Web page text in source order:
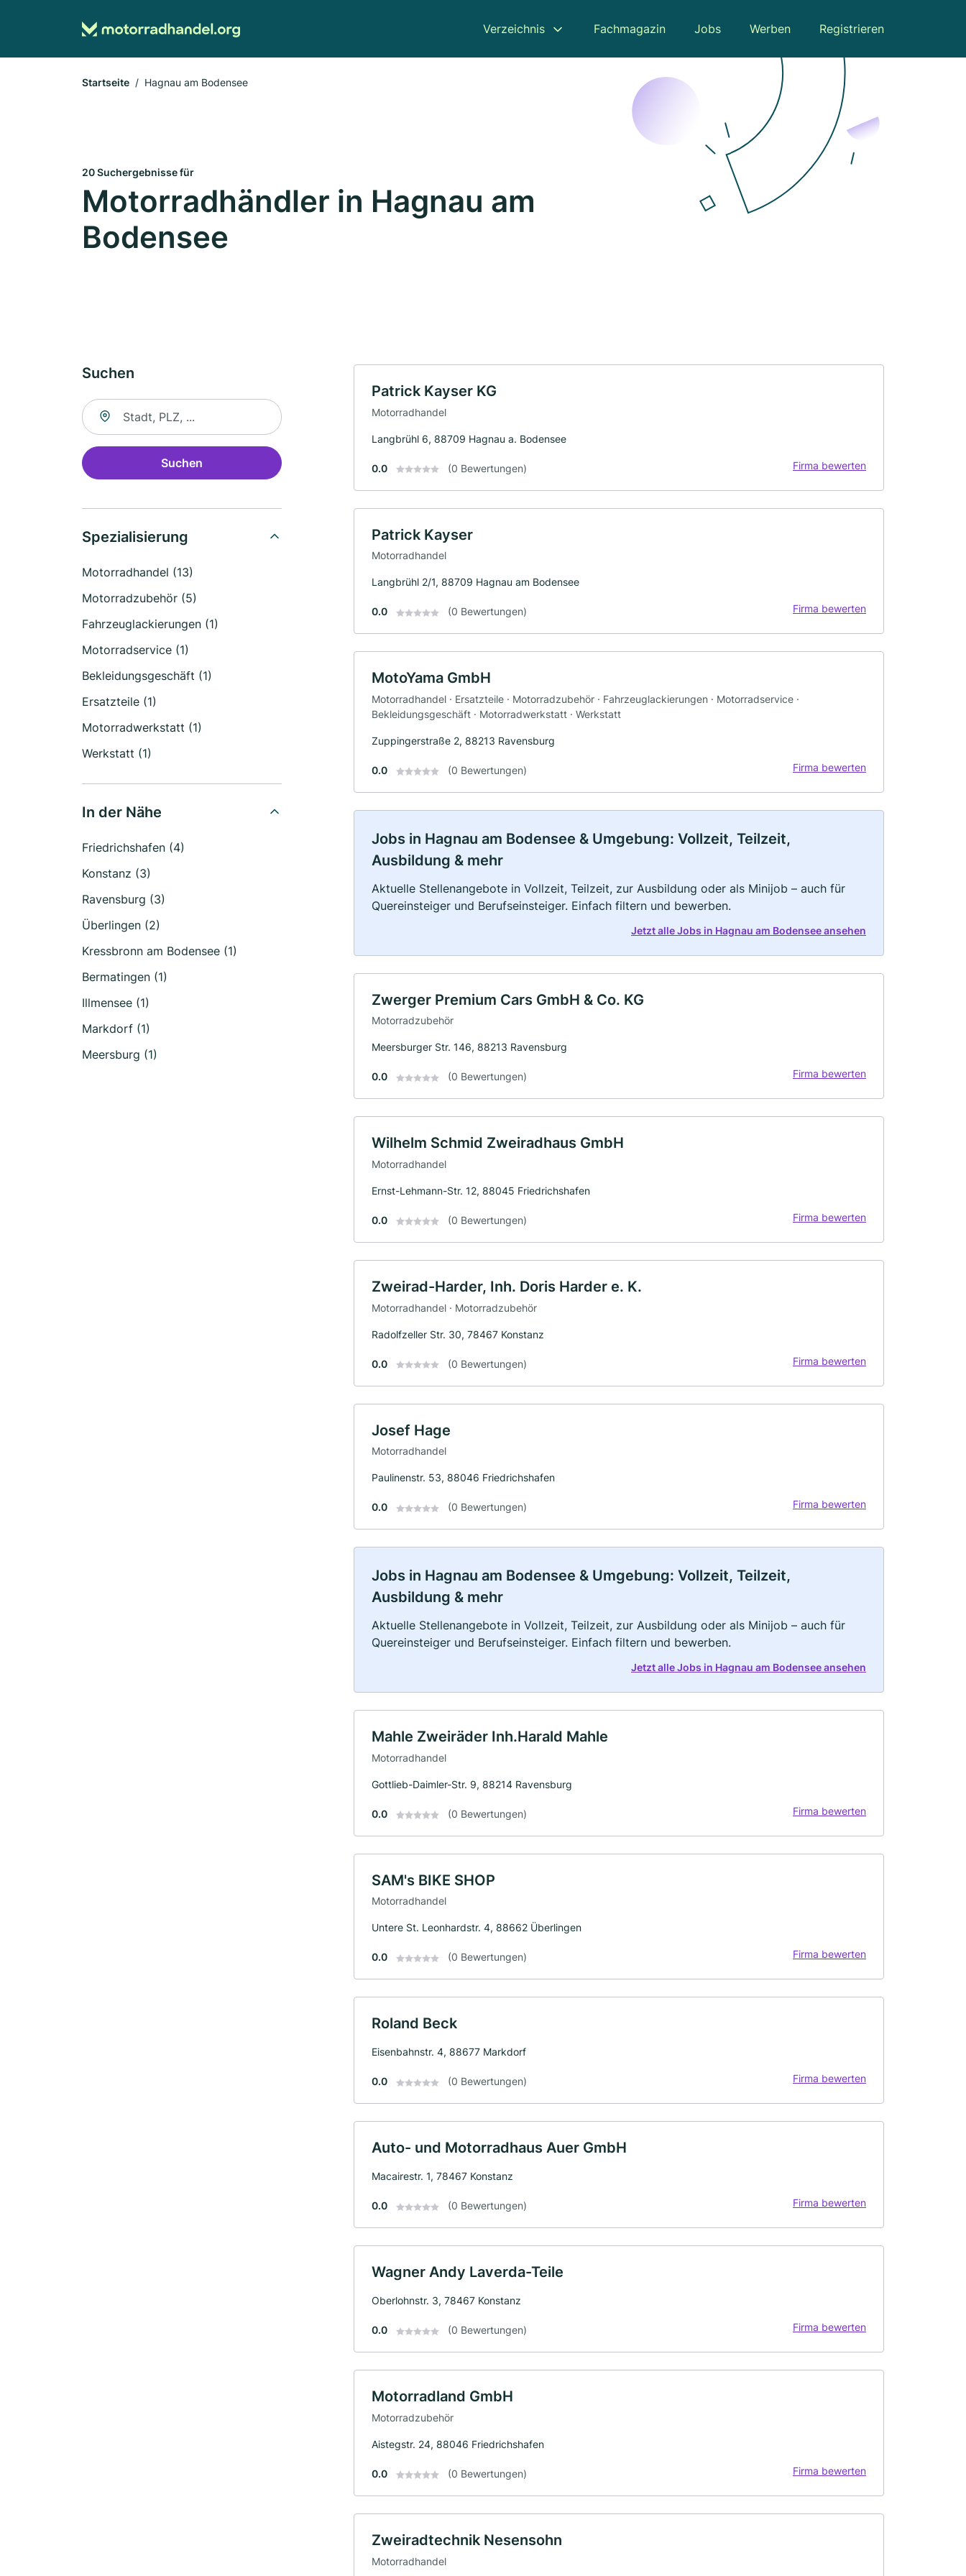
Verzeichnis Fachmagazin Jobs Werben Registrieren
Startseite Hagnau am Bodensee
20 Suchergebnisse für
Motorradhändler in Hagnau am
Bodensee
Suchen
Suche nach Ort
Suchen
Spezialisierung
Motorradhandel (13)
Motorradzubehör (5)
Fahrzeuglackierungen (1)
Motorradservice (1)
Bekleidungsgeschäft (1)
Ersatzteile (1)
Motorradwerkstatt (1)
Werkstatt (1)
In der Nähe
Friedrichshafen (4)
Konstanz (3)
Ravensburg (3)
Überlingen (2)
Kressbronn am Bodensee (1)
Bermatingen (1)
Illmensee (1)
Markdorf (1)
Meersburg (1)
Patrick Kayser KG
Motorradhandel
Langbrühl 6, 88709 Hagnau a. Bodensee
0.0 (0 Bewertungen) Firma bewerten
Patrick Kayser
Motorradhandel
Langbrühl 2/1, 88709 Hagnau am Bodensee
0.0 (0 Bewertungen) Firma bewerten
MotoYama GmbH
Motorradhandel · Ersatzteile · Motorradzubehör · Fahrzeuglackierungen · Motorradservice ·
Bekleidungsgeschäft · Motorradwerkstatt · Werkstatt
Zuppingerstraße 2, 88213 Ravensburg
0.0 (0 Bewertungen) Firma bewerten
Jobs in Hagnau am Bodensee & Umgebung: Vollzeit, Teilzeit,
Ausbildung & mehr
Aktuelle Stellenangebote in Vollzeit, Teilzeit, zur Ausbildung oder als Minijob – auch für
Quereinsteiger und Berufseinsteiger. Einfach filtern und bewerben.
Jetzt alle Jobs in Hagnau am Bodensee ansehen
Zwerger Premium Cars GmbH & Co. KG
Motorradzubehör
Meersburger Str. 146, 88213 Ravensburg
0.0 (0 Bewertungen) Firma bewerten
Wilhelm Schmid Zweiradhaus GmbH
Motorradhandel
Ernst-Lehmann-Str. 12, 88045 Friedrichshafen
0.0 (0 Bewertungen) Firma bewerten
Zweirad-Harder, Inh. Doris Harder e. K.
Motorradhandel · Motorradzubehör
Radolfzeller Str. 30, 78467 Konstanz
0.0 (0 Bewertungen) Firma bewerten
Josef Hage
Motorradhandel
Paulinenstr. 53, 88046 Friedrichshafen
0.0 (0 Bewertungen) Firma bewerten
Jobs in Hagnau am Bodensee & Umgebung: Vollzeit, Teilzeit,
Ausbildung & mehr
Aktuelle Stellenangebote in Vollzeit, Teilzeit, zur Ausbildung oder als Minijob – auch für
Quereinsteiger und Berufseinsteiger. Einfach filtern und bewerben.
Jetzt alle Jobs in Hagnau am Bodensee ansehen
Mahle Zweiräder Inh.Harald Mahle
Motorradhandel
Gottlieb-Daimler-Str. 9, 88214 Ravensburg
0.0 (0 Bewertungen) Firma bewerten
SAM's BIKE SHOP
Motorradhandel
Untere St. Leonhardstr. 4, 88662 Überlingen
0.0 (0 Bewertungen) Firma bewerten
Roland Beck
Eisenbahnstr. 4, 88677 Markdorf
0.0 (0 Bewertungen) Firma bewerten
Auto- und Motorradhaus Auer GmbH
Macairestr. 1, 78467 Konstanz
0.0 (0 Bewertungen) Firma bewerten
Wagner Andy Laverda-Teile
Oberlohnstr. 3, 78467 Konstanz
0.0 (0 Bewertungen) Firma bewerten
Motorradland GmbH
Motorradzubehör
Aistegstr. 24, 88046 Friedrichshafen
0.0 (0 Bewertungen) Firma bewerten
Zweiradtechnik Nesensohn
Motorradhandel